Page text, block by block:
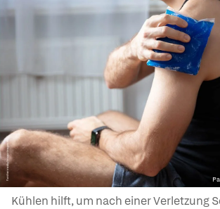
Kühlen hilft, um nach einer Verletzung